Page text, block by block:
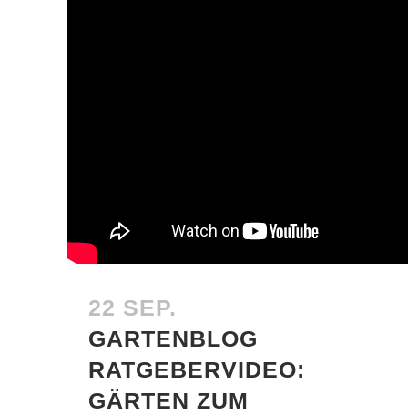
22 SEP.
GARTENBLOG
RATGEBERVIDEO:
GÄRTEN ZUM